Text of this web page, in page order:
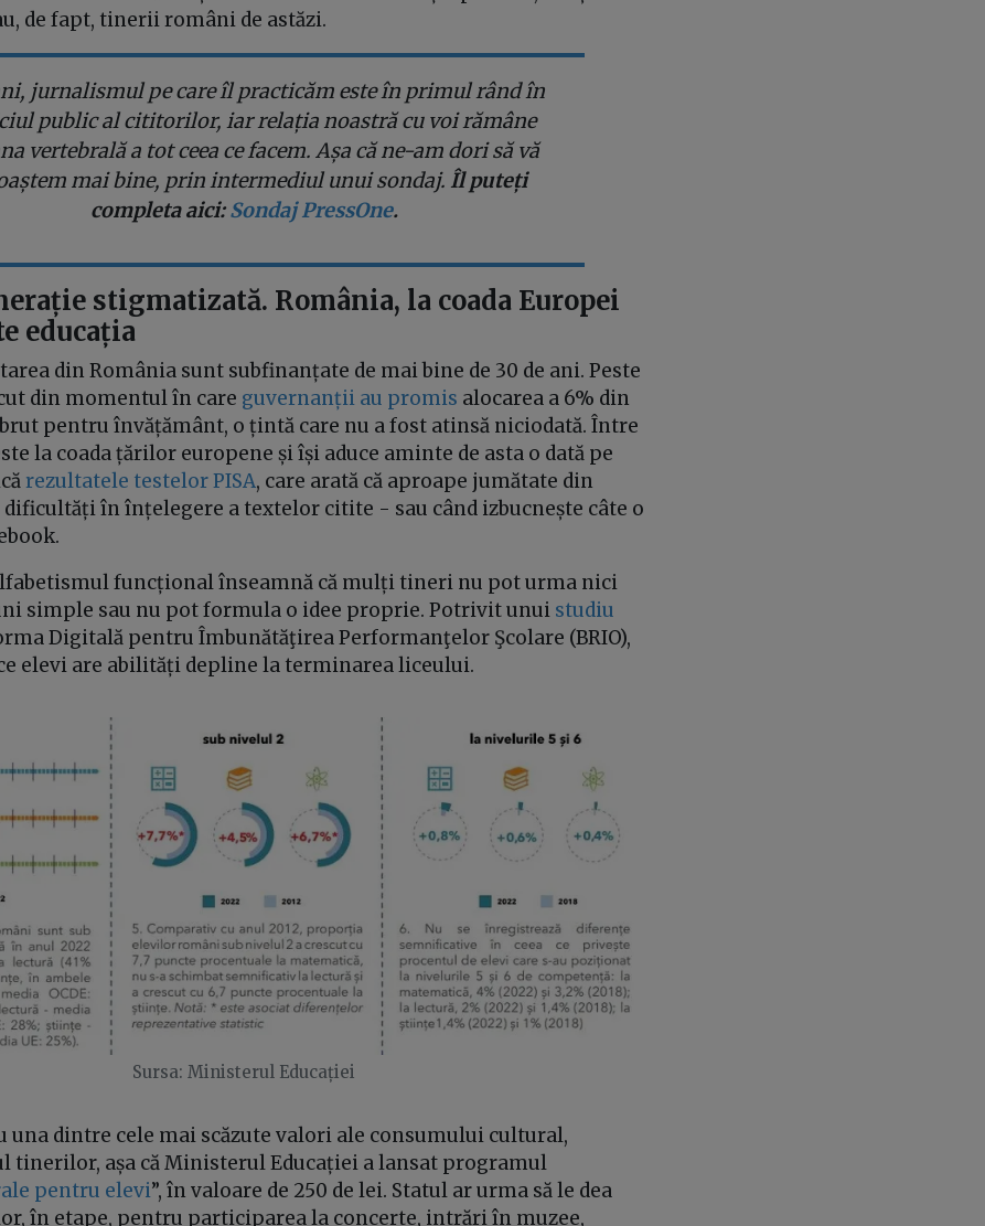
de fapt, tinerii români de astăzi.
jurnalismul pe care îl practicăm este în primul rând în
public al cititorilor, iar relația noastră cu voi rămâne
vertebrală a tot ceea ce facem. Așa că ne-am dori să vă
mai bine, prin intermediul unui sondaj. Îl puteți
completa aici:Sondaj PressOne.
stigmatizată. România, la coada Europei
educația
din România sunt subfinanțate de mai bine de 30 de ani. Peste
din momentul în care guvernanții au promis alocarea a 6% din
pentru învățământ, o țintă care nu a fost atinsă niciodată. Între
la coada țărilor europene și își aduce aminte de asta o dată pe
rezultatele testelor PISA, care arată că aproape jumătate din
în înțelegere a textelor citite - sau când izbucnește câte o
funcțional înseamnă că mulți tineri nu pot urma nici
simple sau nu pot formula o idee proprie. Potrivit unui studiu
Digitală pentru Îmbunătăţirea Performanţelor Şcolare (BRIO),
elevi are abilități depline la terminarea liceului.
Sursa: Ministerul Educației
una dintre cele mai scăzute valori ale consumului cultural,
tinerilor, așa că Ministerul Educației a lansat programul
pentru elevi”, în valoare de 250 de lei. Statul ar urma să le dea
în etape, pentru participarea la concerte, intrări în muzee,